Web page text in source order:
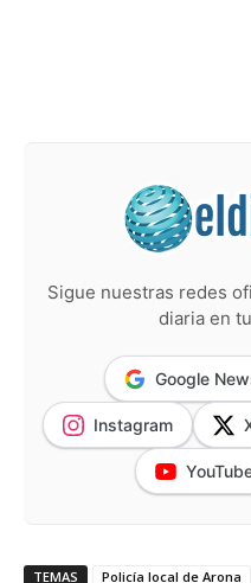
Sigue nuestras redes
diaria en
Google
Instagram
TEMAS Policía local de Arona